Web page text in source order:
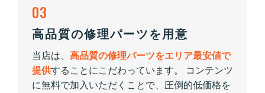
03
高品質の修理パーツを用意
当店は、 高品質の修理パーツをエリア最安値で
提供することにこだわっています。 コンテンツ
に無料で加入いただくことで、圧倒的低価格を